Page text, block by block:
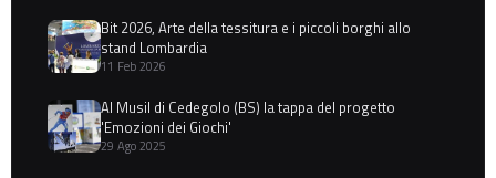
Bit 2026, Arte della tessitura e i piccoli borghi allo
stand Lombardia
11 Feb 2026
Al Musil di Cedegolo (BS) la tappa del progetto
'Emozioni dei Giochi'
29 Ago 2025